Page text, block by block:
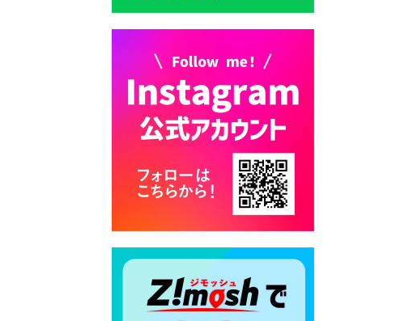
2026年7月28日 令和8年度
京築地区水道企業団職員採用
試験（募集）
2026年7月27日 マイナンバー
カード交付に伴う休日および
平日夜間開庁の案内
2026年7月22日 令和８年度
「こども文化パスポート事
2026年7月21日 卜仙の郷 お
盆期間の営業時間のお知らせ
2026年7月17日 バス経路検索
のご利用案内